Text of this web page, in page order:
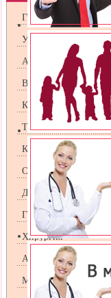
Гинекология
Урология
Андрология
Венерология
Косметология
Терапия
Кардиология
Оториноларингология
Дерматология
Гастроэнтрология
Хирургия
Аллергология
Маммология